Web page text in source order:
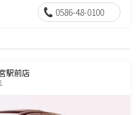
0586-48-0100
駅前店